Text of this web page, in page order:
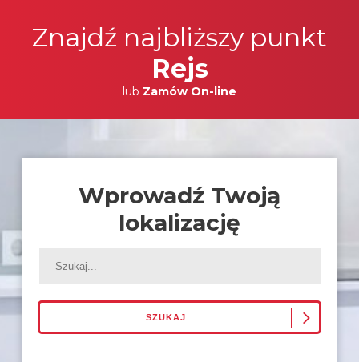
Znajdź najbliższy punkt
Rejs
lub Zamów On-line
Wprowadź Twoją
lokalizację